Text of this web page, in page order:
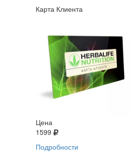
Карта Клиента
Цена
1599
Подробности